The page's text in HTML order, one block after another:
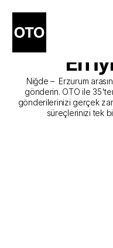
Niğde -
Gönderim
En
Niğde –  Erzurum
gönderin. OTO ile 35'ten
gönderilerinizi gerçek
süreçlerinizi tek